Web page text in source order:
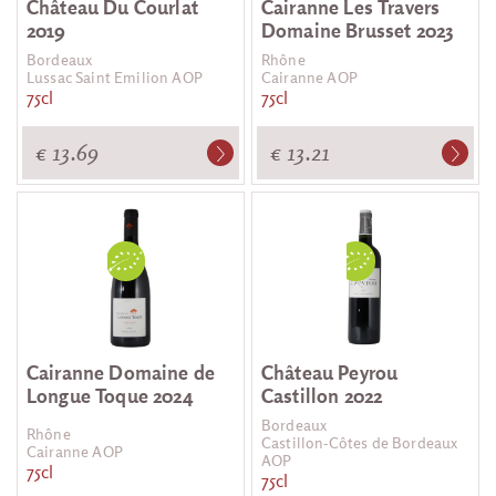
Château Du Courlat
2019
Bordeaux
Lussac Saint Emilion AOP
75cl
€ 13.69
Cairanne Les Travers
Domaine Brusset 2023
Rhône
Cairanne AOP
75cl
€ 13.21
Cairanne Domaine de
Longue Toque 2024
Rhône
Cairanne AOP
75cl
Château Peyrou
Castillon 2022
Bordeaux
Castillon-Côtes de Bordeaux
AOP
75cl